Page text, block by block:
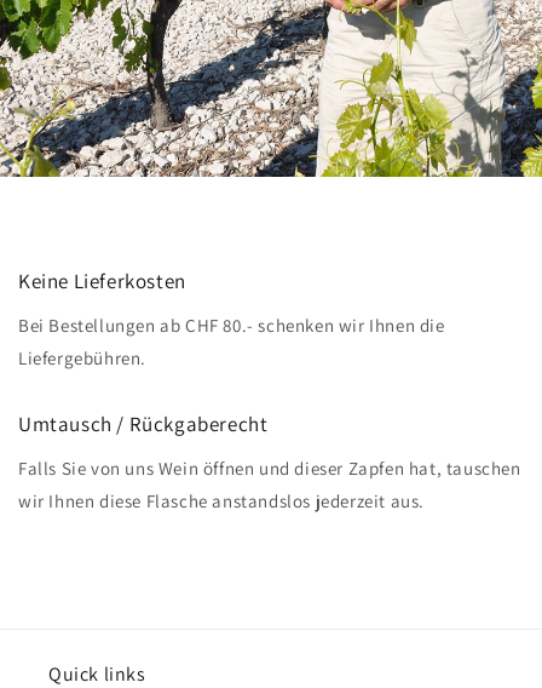
Keine Lieferkosten
Bei Bestellungen ab CHF 80.- schenken wir Ihnen die
Liefergebühren.
Umtausch / Rückgaberecht
Falls Sie von uns Wein öffnen und dieser Zapfen hat, tauschen
wir Ihnen diese Flasche anstandslos jederzeit aus.
Quick links